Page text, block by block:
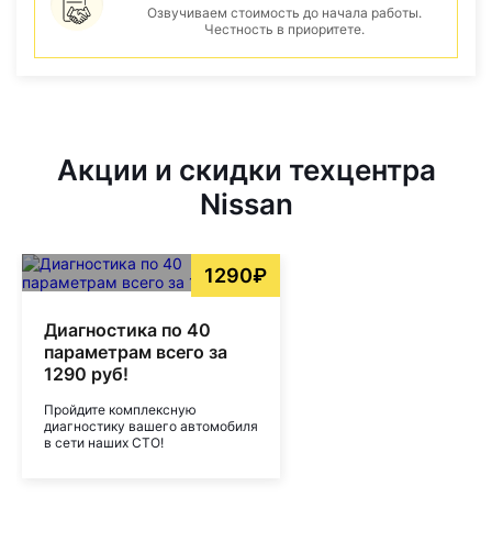
Озвучиваем стоимость до начала работы.
Честность в приоритете.
Акции и скидки техцентра
Nissan
1290₽
Диагностика по 40
параметрам всего за
1290 руб!
Пройдите комплексную
диагностику вашего автомобиля
в сети наших СТО!